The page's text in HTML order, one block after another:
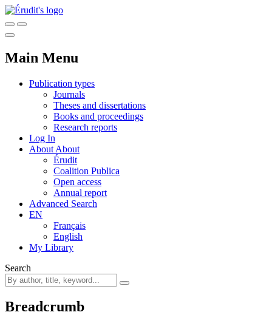
Main Menu
Publication types
Journals
Theses and dissertations
Books and proceedings
Research reports
Log In
About About
Érudit
Coalition Publica
Open access
Annual report
Advanced Search
EN
Français
English
My Library
Search
Breadcrumb